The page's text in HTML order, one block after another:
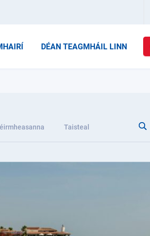
DÉAN TEAGMHÁIL LINN
Taisteal